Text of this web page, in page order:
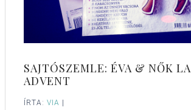
SAJTÓSZEMLE: ÉVA & NŐK
ADVENT
ÍRTA: VIA